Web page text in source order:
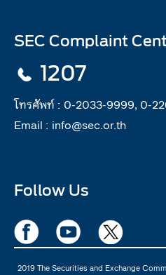
SEC Complaint
1207
โทรศัพท์ : 0-2033-9999, 0-
Email : info@sec.or.th
Follow Us
2019 The Securities and Exchange